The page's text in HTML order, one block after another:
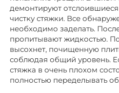
демонтируют
чистку стяжки. Все
необходимо заделать.
пропитывают жидкостью.
высохнет, почищенную
соблюдая общий уровень.
стяжка в очень плохом
полностью переделывать